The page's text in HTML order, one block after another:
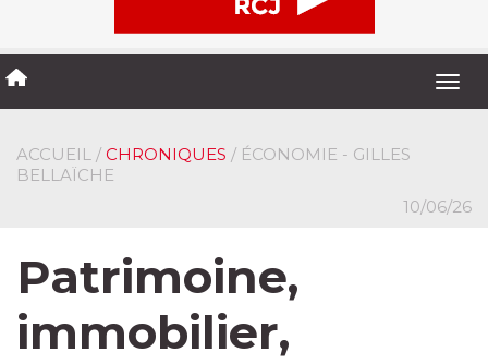
ACCUEIL / CHRONIQUES / ÉCONOMIE - GILLES
BELLAÏCHE
10/06/26
Patrimoine,
immobilier,